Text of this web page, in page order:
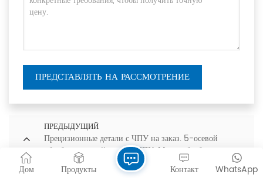
ПРЕДСТАВЛЯТЬ НА РАССМОТРЕНИЕ
ПРЕДЫДУЩИЙ
Прецизионные детали с ЧПУ на заказ. 5-осевой
обрабатывающий центр с ЧПУ. Микрообработка
механических деталей и услуги по изготовлению.
Дом Продукты WhatsApp
Контакт